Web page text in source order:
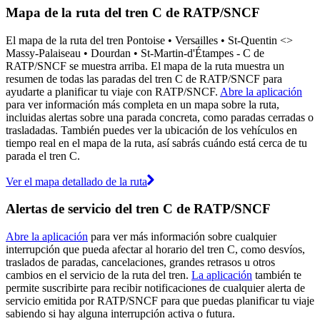
Mapa de la ruta del tren C de RATP/SNCF
El mapa de la ruta del tren Pontoise • Versailles • St-Quentin <>︎
Massy-Palaiseau • Dourdan • St-Martin-d'Étampes - C de
RATP/SNCF se muestra arriba. El mapa de la ruta muestra un
resumen de todas las paradas del tren C de RATP/SNCF para
ayudarte a planificar tu viaje con RATP/SNCF. Abre la aplicación
para ver información más completa en un mapa sobre la ruta,
incluidas alertas sobre una parada concreta, como paradas cerradas o
trasladadas. También puedes ver la ubicación de los vehículos en
tiempo real en el mapa de la ruta, así sabrás cuándo está cerca de tu
parada el tren C.
Ver el mapa detallado de la ruta
Alertas de servicio del tren C de RATP/SNCF
Abre la aplicación para ver más información sobre cualquier
interrupción que pueda afectar al horario del tren C, como desvíos,
traslados de paradas, cancelaciones, grandes retrasos u otros
cambios en el servicio de la ruta del tren. La aplicación también te
permite suscribirte para recibir notificaciones de cualquier alerta de
servicio emitida por RATP/SNCF para que puedas planificar tu viaje
sabiendo si hay alguna interrupción activa o futura.